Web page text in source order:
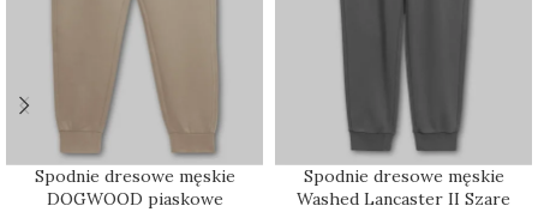
Spodnie dresowe męskie
DOGWOOD piaskowe
Spodnie dresowe męskie
Washed Lancaster II Szare